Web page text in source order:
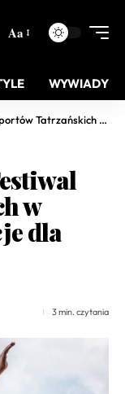
Aa
WYWIADY
– Atrakcje dla całej Rodziny!
w
dla
3 min. czytania